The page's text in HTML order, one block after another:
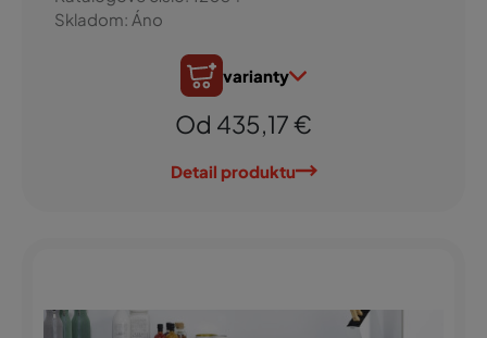
Skladom: Áno
varianty
Od 435,17 €
Detail produktu